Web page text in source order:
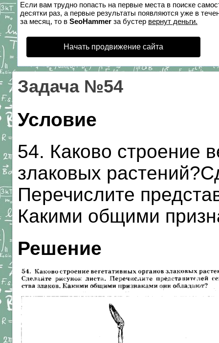
Если вам трудно попасть на первые места в поиске
десятки раз, а первые результаты появляются уже в
за месяц, то в SeoHammer за бустер вернут деньги.
Начать продвижение сайта
Задача №54
Условие
54. Каково строение
злаковых
Перечислите
Какими общими
Решение